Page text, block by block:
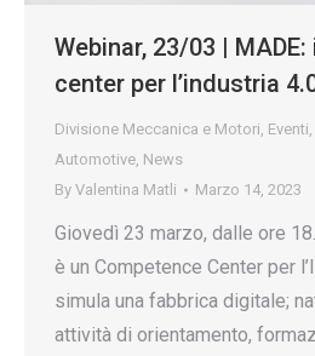
Webinar, 23/03 |
center per l’industria
Divisione Meccanica e Motori, Eventi,
Automotive, News
By Valentina Matli Marzo 14, 2023
Giovedì 23 marzo, dalle ore
è un Competence Center per
simula una fabbrica digitale;
attività di orientamento,